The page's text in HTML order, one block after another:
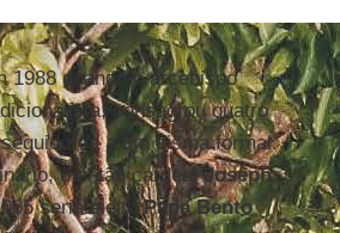
1988 quando o arcebispo
consagrou quatro
a um cisma formal.
o então cardealJoseph
seria eleitoPapa Bento